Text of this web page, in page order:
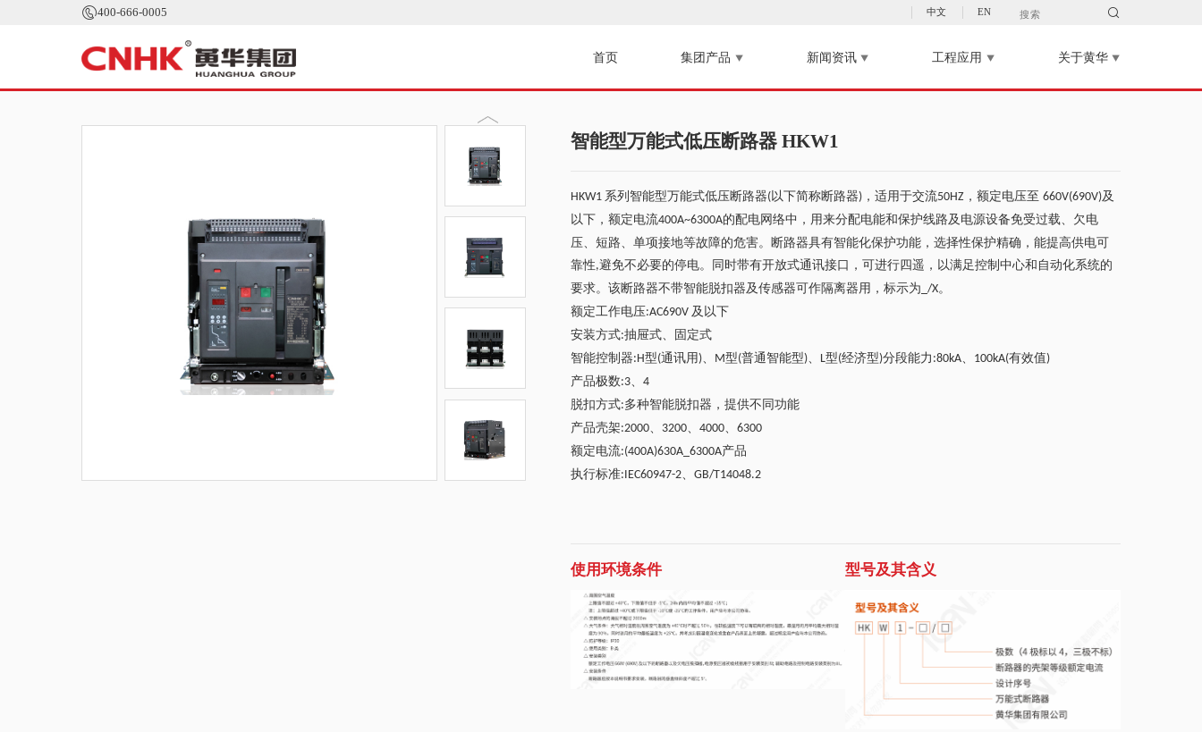
400-666-0005 中文 EN 
首页 集团产品  新闻资讯  工程应用  关于黄华 
智能型万能式低压断路器 HKW1
HKW1 系列智能型万能式低压断路器(以下简称断路器)，适用于交流50HZ，额定电压至 660V(690V)及
以下，额定电流400A~6300A的配电网络中，用来分配电能和保护线路及电源设备免受过载、欠电
压、短路、单项接地等故障的危害。断路器具有智能化保护功能，选择性保护精确，能提高供电可
靠性,避免不必要的停电。同时带有开放式通讯接口，可进行四遥，以满足控制中心和自动化系统的
要求。该断路器不带智能脱扣器及传感器可作隔离器用，标示为 _/X。
额定工作电压:AC690V 及以下
安装方式:抽屉式、固定式
智能控制器:H型(通讯用)、 M型(普通智能型)、 L型(经济型)分段能力 :80kA、 100kA(有效值)
产品极数:3、 4
脱扣方式:多种智能脱扣器，提供不同功能
产品壳架:2000、 3200、 4000、 6300
额定电流:(400A)630A_6300A产品
执行标准:IEC60947-2、 GB/T14048.2
使用环境条件 型号及其含义